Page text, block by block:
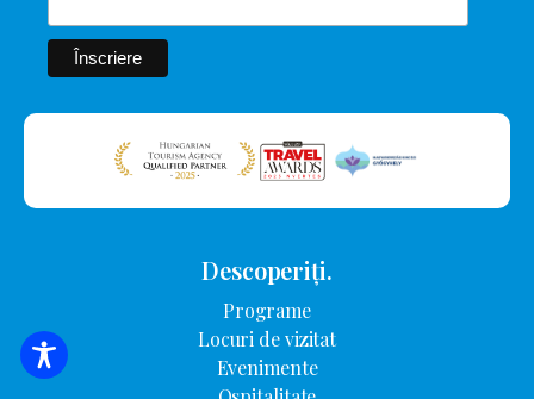
CĂUTARE DE CAZARE
Descoperiți.
Programe
Locuri de vizitat
Evenimente